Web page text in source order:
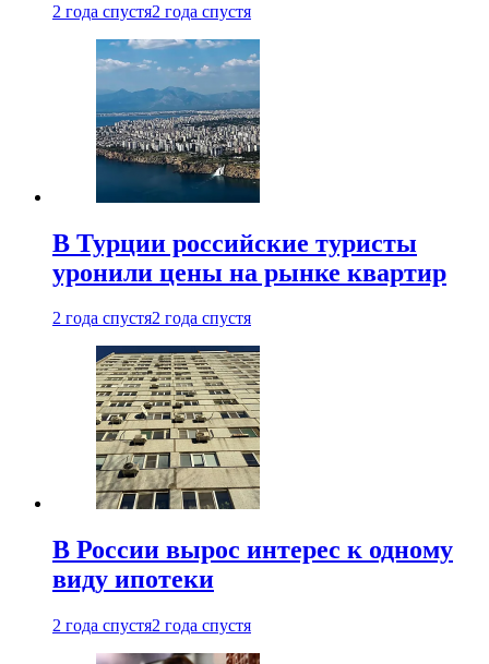
2 года спустя2 года спустя
В Турции российские туристы
уронили цены на рынке квартир
2 года спустя2 года спустя
В России вырос интерес к одному
виду ипотеки
2 года спустя2 года спустя